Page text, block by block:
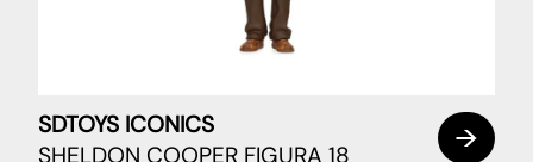
SDTOYS ICONICS
SHELDON COOPER FIGURA 18